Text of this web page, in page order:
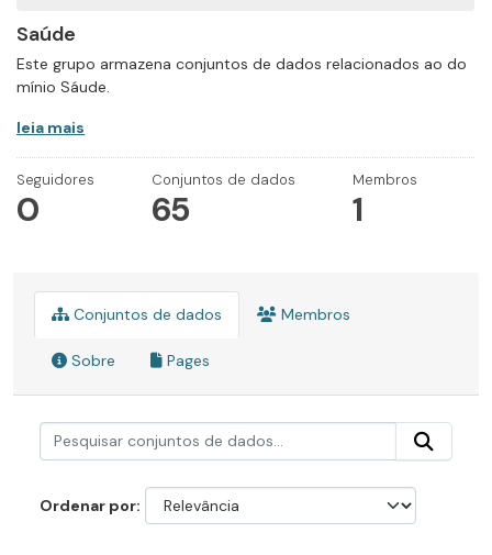
Saúde
Este grupo armazena conjuntos de dados relacionados ao do
mínio Sáude.
leia mais
Seguidores
0
Conjuntos de dados
65
Membros
1
Conjuntos de dados Membros
Sobre Pages
Ordenar por